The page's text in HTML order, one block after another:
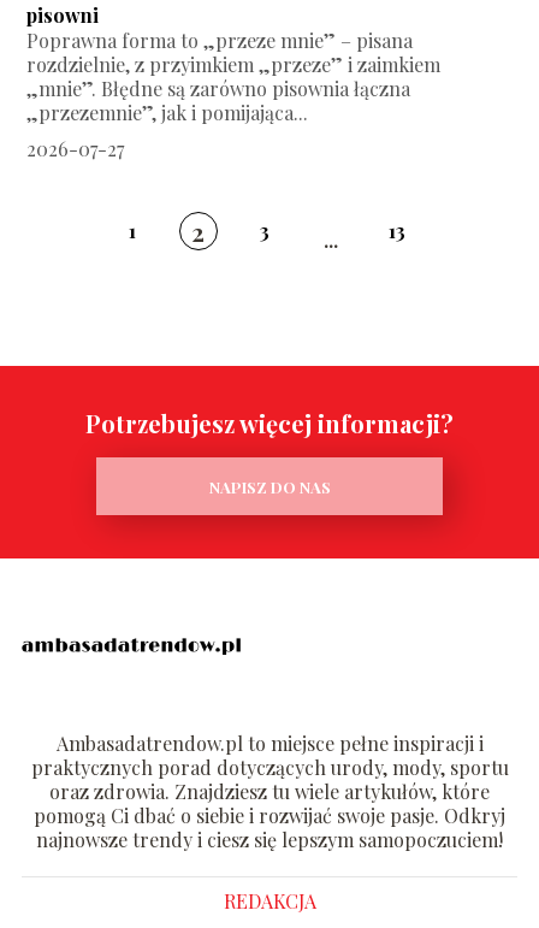
pisowni
Poprawna forma to „przeze mnie” – pisana
rozdzielnie, z przyimkiem „przeze” i zaimkiem
„mnie”. Błędne są zarówno pisownia łączna
„przezemnie”, jak i pomijająca...
2026-07-27
1 2 3 ... 13
Potrzebujesz więcej informacji?
NAPISZ DO NAS
Ambasadatrendow.pl to miejsce pełne inspiracji i
praktycznych porad dotyczących urody, mody, sportu
oraz zdrowia. Znajdziesz tu wiele artykułów, które
pomogą Ci dbać o siebie i rozwijać swoje pasje. Odkryj
najnowsze trendy i ciesz się lepszym samopoczuciem!
REDAKCJA